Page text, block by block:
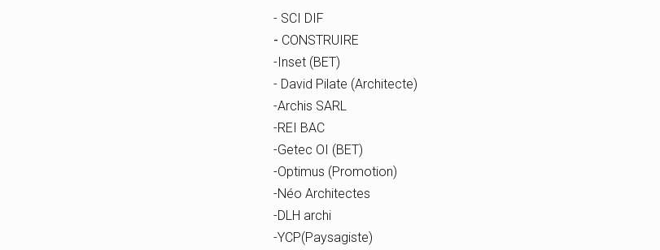
- SCI DIF
- CONSTRUIRE
-Inset (BET)
- David Pilate (Architecte)
-Archis SARL
-REI BAC
-Getec OI (BET)
-Optimus (Promotion)
-Néo Architectes
-DLH archi
-YCP(Paysagiste)